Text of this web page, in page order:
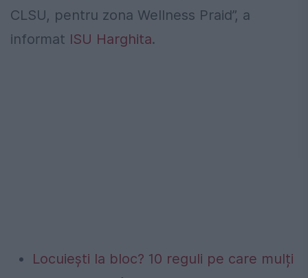
CLSU, pentru zona Wellness Praid”, a
informat ISU Harghita.
Locuiești la bloc? 10 reguli pe care mulți